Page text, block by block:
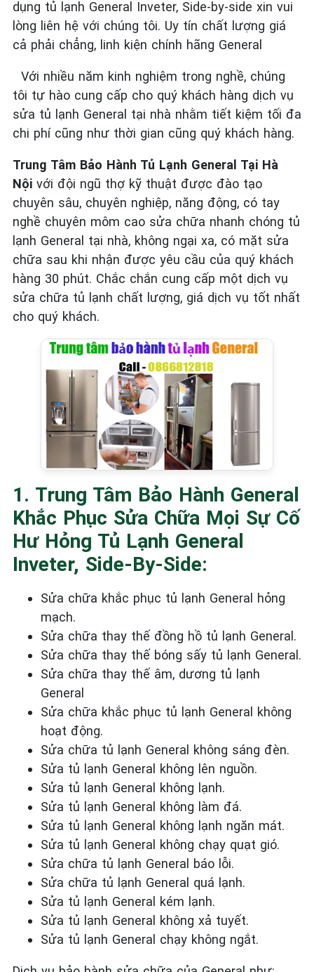
dụng tủ lạnh General Inveter, Side-by-side xin vui
lòng liên hệ với chúng tôi. Uy tín chất lượng giá
cả phải chẳng, linh kiện chính hãng General
Với nhiều năm kinh nghiệm trong nghề, chúng
tôi tự hào cung cấp cho quý khách hàng dịch vụ
sửa tủ lạnh General tại nhà nhằm tiết kiệm tối đa
chi phí cũng như thời gian cũng quý khách hàng.
Trung Tâm Bảo Hành Tủ Lạnh General Tại Hà
Nội với đội ngũ thợ kỹ thuật được đào tạo
chuyên sâu, chuyên nghiệp, năng động, có tay
nghề chuyên môm cao sửa chữa nhanh chóng tủ
lạnh General tại nhà, không ngại xa, có mặt sửa
chữa sau khi nhận được yêu cầu của quý khách
hàng 30 phút. Chắc chắn cung cấp một dịch vụ
sửa chữa tủ lạnh chất lượng, giá dịch vụ tốt nhất
cho quý khách.
1. Trung Tâm Bảo Hành General
Khắc Phục Sửa Chữa Mọi Sự Cố
Hư Hỏng Tủ Lạnh General
Inveter, Side-By-Side:
Sửa chữa khắc phục tủ lạnh General hỏng
mạch.
Sửa chữa thay thế đồng hồ tủ lạnh General.
Sửa chữa thay thế bóng sấy tủ lạnh General.
Sửa chữa thay thế âm, dương tủ lạnh
General
Sửa chữa khắc phục tủ lạnh General không
hoạt động.
Sửa chữa tủ lạnh General không sáng đèn.
Sửa tủ lạnh General không lên nguồn.
Sửa tủ lạnh General không lạnh.
Sửa tủ lạnh General không làm đá.
Sửa tủ lạnh General không lạnh ngăn mát.
Sửa tủ lạnh General không chạy quạt gió.
Sửa chữa tủ lạnh General báo lỗi.
Sửa chữa tủ lạnh General quá lạnh.
Sửa tủ lạnh General kém lạnh.
Sửa tủ lạnh General không xả tuyết.
Sửa tủ lạnh General chạy không ngắt.